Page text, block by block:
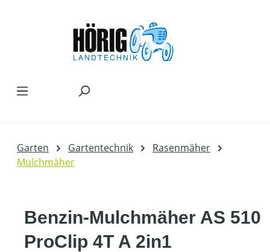
Garten Gartentechnik
Rasenmäher
Mulchmäher
Benzin-Mulchmäher AS 510
ProClip 4T A 2in1